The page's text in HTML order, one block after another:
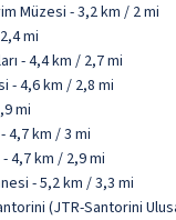
Müzesi - 3,2 km / 2 mi
mi
- 4,4 km / 2,7 mi
- 4,6 km / 2,8 mi
mi
4,7 km / 3 mi
4,7 km / 2,9 mi
- 5,2 km / 3,3 mi
(JTR-Santorini